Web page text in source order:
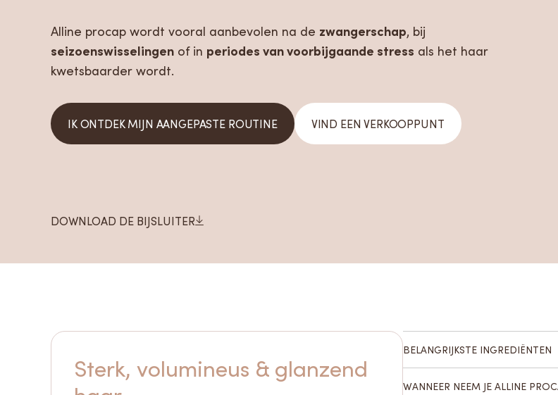
Alline procap wordt vooral aanbevolen na de zwangerschap, bij
seizoenswisselingen of in periodes van voorbijgaande stress als het haar
kwetsbaarder wordt.
IK ONTDEK MIJN AANGEPASTE ROUTINE VIND EEN VERKOOPPUNT

DOWNLOAD DE BIJSLUITER
Sterk, volumineus & glanzend
BELANGRIJKSTE INGREDIËNTEN
WANNEER NEEM JE ALLINE